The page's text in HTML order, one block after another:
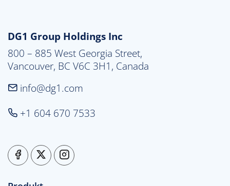
DG1 Group Holdings Inc
800 – 885 West Georgia Street,
Vancouver, BC V6C 3H1, Canada
info@dg1.com
+1 604 670 7533